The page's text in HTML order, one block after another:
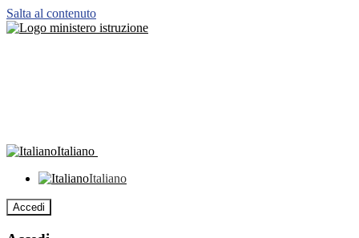
Salta al contenuto
Italiano
Italiano
Accedi